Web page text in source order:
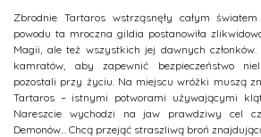
Zbrodnie Tartaros wstrząsnęły całym
powodu ta mroczna gildia postanowiła
Magii, ale też wszystkich jej dawnych
kamratów, aby zapewnić bezpieczeństwo
pozostali przy życiu. Na miejscu wróżki muszą
Tartaros – istnymi potworami używającymi
Nareszcie wychodzi na jaw prawdziwy cel
Demonów... Chcą przejąć straszliwą broń